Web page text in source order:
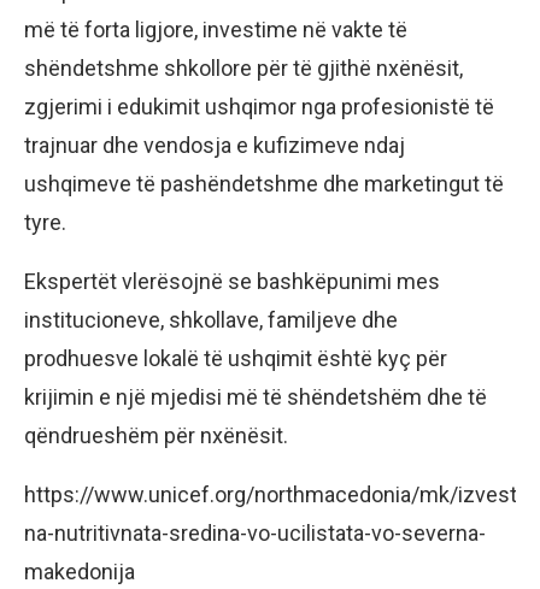
më të forta ligjore, investime në vakte të
shëndetshme shkollore për të gjithë nxënësit,
zgjerimi i edukimit ushqimor nga profesionistë të
trajnuar dhe vendosja e kufizimeve ndaj
ushqimeve të pashëndetshme dhe marketingut të
tyre.
Ekspertët vlerësojnë se bashkëpunimi mes
institucioneve, shkollave, familjeve dhe
prodhuesve lokalë të ushqimit është kyç për
krijimin e një mjedisi më të shëndetshëm dhe të
qëndrueshëm për nxënësit.
https://www.unicef.org/northmacedonia/mk/
na-nutritivnata-sredina-vo-ucilistata-vo-severna-
makedonija